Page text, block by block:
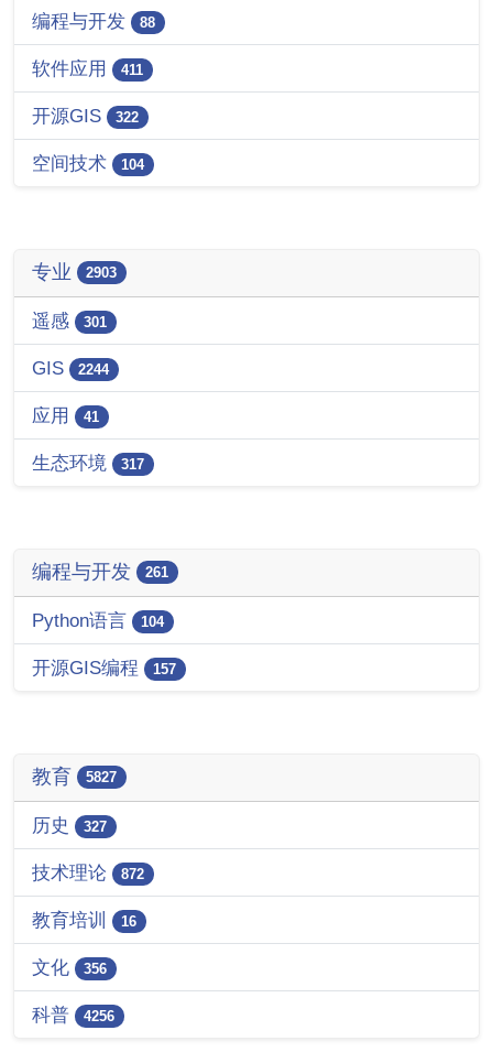
编程与开发 88
软件应用 411
开源GIS 322
空间技术 104
专业 2903
遥感 301
GIS 2244
应用 41
生态环境 317
编程与开发 261
Python语言 104
开源GIS编程 157
教育 5827
历史 327
技术理论 872
教育培训 16
文化 356
科普 4256